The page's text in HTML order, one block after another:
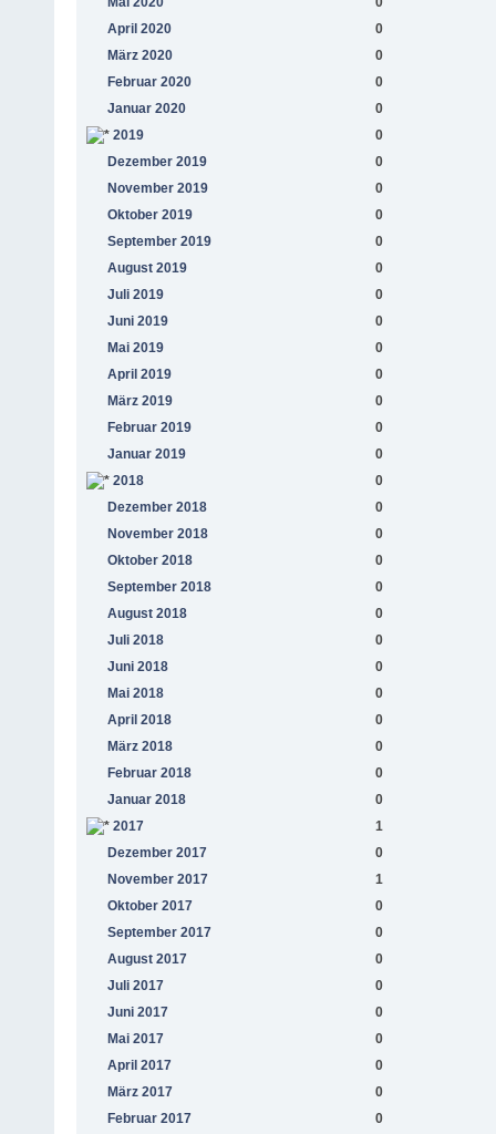
April 2020
0
März 2020
0
Februar 2020
0
Januar 2020
0
2019
0
Dezember 2019
0
November 2019
0
Oktober 2019
0
September 2019
0
August 2019
0
Juli 2019
0
Juni 2019
0
Mai 2019
0
April 2019
0
März 2019
0
Februar 2019
0
Januar 2019
0
2018
0
Dezember 2018
0
November 2018
0
Oktober 2018
0
September 2018
0
August 2018
0
Juli 2018
0
Juni 2018
0
Mai 2018
0
April 2018
0
März 2018
0
Februar 2018
0
Januar 2018
0
2017
1
Dezember 2017
0
November 2017
1
Oktober 2017
0
September 2017
0
August 2017
0
Juli 2017
0
Juni 2017
0
Mai 2017
0
April 2017
0
März 2017
0
Februar 2017
0